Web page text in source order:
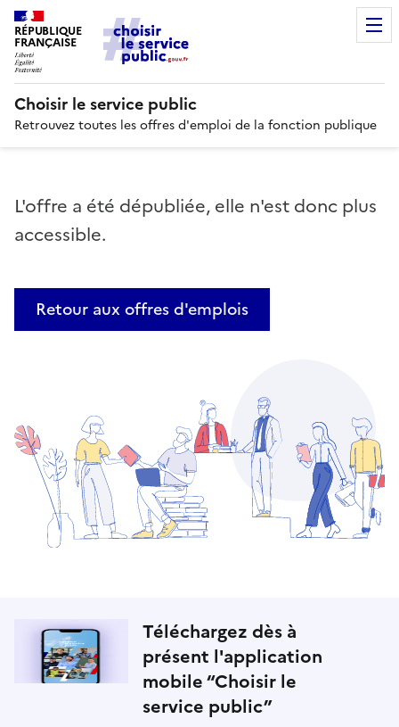
RÉPUBLIQUE
FRANÇAISE
Choisir le service public
Retrouvez toutes les offres d'emploi de la fonction publique
L'offre a été dépubliée, elle n'est donc plus
accessible.
Retour aux offres d'emplois
Téléchargez dès à
présent l'application
mobile “Choisir le
service public”